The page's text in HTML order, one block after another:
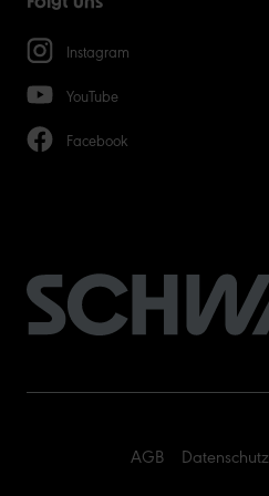
Instagram
YouTube
Facebook
AGB Datenschutz